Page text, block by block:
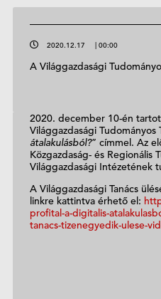
2020.12.17 | 00:00
A Világgazdasági
2020. december 10-én
Világgazdasági Tudományos
átalakulásból?” címmel. Az
Közgazdaság- és Regionális
Világgazdasági Intézetének
A Világgazdasági Tanács
linkre kattintva érhető el:
profital-a-digitalis-
tanacs-tizenegyedik-ulese-